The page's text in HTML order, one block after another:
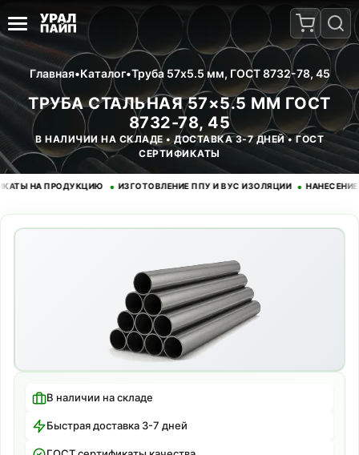
Главная•Каталог•Труба 57x5.5 мм, ГОСТ 8732-78, 45
ТРУБА СТАЛЬНАЯ 57×5.5 ММ ГОСТ
8732-78, 45
В НАЛИЧИИ НА СКЛАДЕ • ДОСТАВКА 3-7 ДНЕЙ • ГОСТ
СЕРТИФИКАТЫ
НА ПРОДУКЦИЮ • ИЗГОТОВЛЕНИЕ ППУ И ВУС ИЗОЛЯЦИИ • НАНЕСЕНИЕ
В наличии на складе
Быстрая доставка 3-7 дней